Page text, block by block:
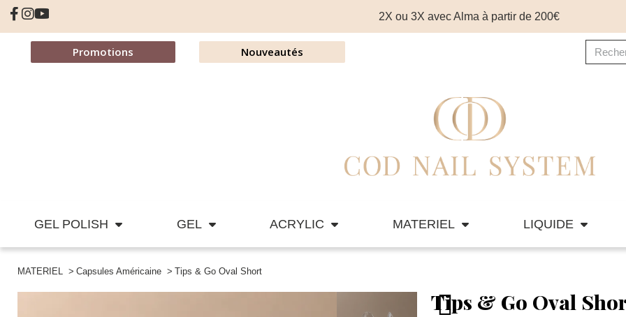
2X ou 3X avec Alma à partir de 200€
Promotions Nouveautés
GEL POLISH GEL ACRYLIC MATERIEL LIQUIDE
MATERIEL Capsules Américaine Tips & Go Oval Short
Tips & Go Oval